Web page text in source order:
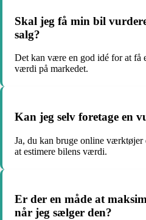
Skal jeg få min bil
salg?
Det kan være en god idé for at få
værdi på markedet.
Kan jeg selv foretage en
Ja, du kan bruge online
at estimere bilens værdi.
Er der en måde at
når jeg sælger den?